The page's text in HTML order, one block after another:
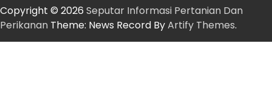
Copyright © 2026 Seputar Informasi Pertanian Dan
Perikanan Theme: News Record ByArtify Themes.